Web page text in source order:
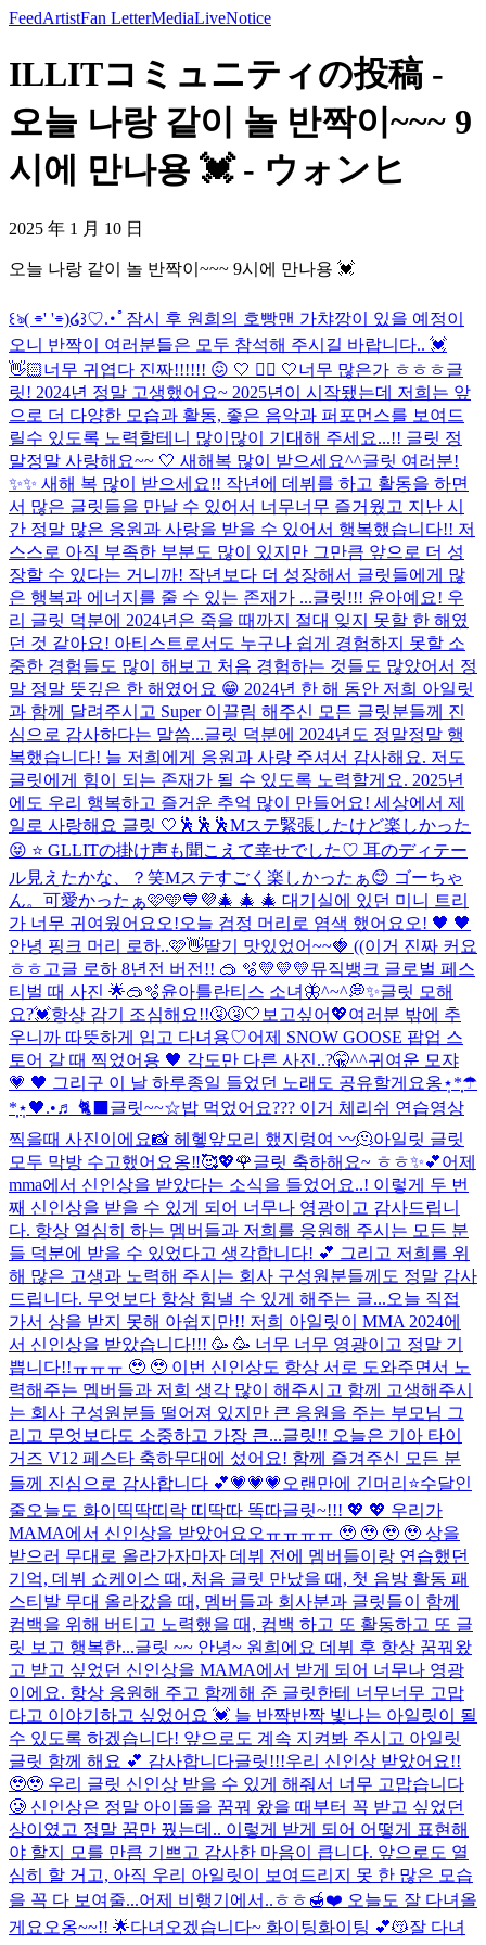
FeedArtistFan LetterMediaLiveNotice
ILLITコミュニティの投稿 -
오늘 나랑 같이 놀 반짝이~~~ 9
시에 만나용 💓 - ウォンヒ
2025 年 1 月 10 日
오늘 나랑 같이 놀 반짝이~~~ 9시에 만나용 💓
꒰ঌ( ⌯' '⌯)໒꒱♡.･ﾟ 잠시 후 원희의 호빵맨 가챠깡이 있을 예정이
오니 반짝이 여러분들은 모두 참석해 주시길 바랍니다.. 💓
👋🏻너무 귀엽다 진짜!!!!!! 😖 🤍 🤦‍♀️ 🤍너무 많은가 ㅎㅎㅎ글
릿! 2024년 정말 고생했어요~ 2025년이 시작됐는데 저희는 앞
으로 더 다양한 모습과 활동, 좋은 음악과 퍼포먼스를 보여드
릴수 있도록 노력할테니 많이많이 기대해 주세요...!! 글릿 정
말정말 사랑해요~~ 🤍 새해복 많이 받으세요^^글릿 여러분!
✨✨ 새해 복 많이 받으세요!! 작년에 데뷔를 하고 활동을 하면
서 많은 글릿들을 만날 수 있어서 너무너무 즐거웠고 지난 시
간 정말 많은 응원과 사랑을 받을 수 있어서 행복했습니다!! 저
스스로 아직 부족한 부분도 많이 있지만 그만큼 앞으로 더 성
장할 수 있다는 거니까! 작년보다 더 성장해서 글릿들에게 많
은 행복과 에너지를 줄 수 있는 존재가 ...글릿!!! 윤아예요! 우
리 글릿 덕분에 2024년은 죽을 때까지 절대 잊지 못할 한 해였
던 것 같아요! 아티스트로서도 누구나 쉽게 경험하지 못할 소
중한 경험들도 많이 해보고 처음 경험하는 것들도 많았어서 정
말 정말 뜻깊은 한 해였어요 😁 2024년 한 해 동안 저희 아일릿
과 함께 달려주시고 Super 이끌림 해주신 모든 글릿분들께 진
심으로 감사하다는 말씀...글릿 덕분에 2024년도 정말정말 행
복했습니다! 늘 저희에게 응원과 사랑 주셔서 감사해요. 저도
글릿에게 힘이 되는 존재가 될 수 있도록 노력할게요. 2025년
에도 우리 행복하고 즐거운 추억 많이 만들어요! 세상에서 제
일로 사랑해요 글릿 🤍 🕺🕺🕺Mステ緊張したけど楽しかった
😝 ⭐ GLLITの掛け声も聞こえて幸せでした♡ 耳のディテー
ル見えたかな、？笑Mステすごく楽しかったぁ😊 ゴーちゃ
ん。可愛かったぁ🩷🩵💙💜🎄 🎄 🎄 대기실에 있던 미니 트리
가 너무 귀여웠어요오!오늘 검정 머리로 염색 했어요오! 🖤 🖤
안녕 핑크 머리 로하..🩷👋딸기 맛있었어~~🍓 ((이거 진짜 커요
ㅎㅎ 고글 로하 8년전 버전!! 🥽 🫧💛💛💛뮤직뱅크 글로벌 페스
티벌 때 사진 🌟🥽🫧윤아틀란티스 소녀🦋^~^💭✨글릿 모해
요?💓항상 감기 조심해요!!🤧🤧🤍 보고싶어💖여러분 밖에 추
우니까 따뜻하게 입고 다녀용♡어제 SNOW GOOSE 팝업 스
토어 갈 때 찍었어용 🖤 각도만 다른 사진..?🤫^^귀여운 모쟈
💗 🖤 그리구 이 날 하루종일 들었던 노래도 공유할게요옹⋆̩*̣̩☂︎
*̣̩⋆̩🖤.•♬ 🐈‍⬛ 글릿~~☆밥 먹었어요??? 이거 체리쉬 연습영상
찍을때 사진이에요📸 헤헿앞모리 했지렁여 〰️🫠아일릿 글릿
모두 막방 수고했어요옹‼︎🥰💖🌹글릿 축하해요~ ㅎㅎ✨💕어제
mma에서 신인상을 받았다는 소식을 들었어요..! 이렇게 두 번
째 신인상을 받을 수 있게 되어 너무나 영광이고 감사드립니
다. 항상 열심히 하는 멤버들과 저희를 응원해 주시는 모든 분
들 덕분에 받을 수 있었다고 생각합니다! 💕 그리고 저희를 위
해 많은 고생과 노력해 주시는 회사 구성원분들께도 정말 감사
드립니다. 무엇보다 항상 힘낼 수 있게 해주는 글...오늘 직접
가서 상을 받지 못해 아쉽지만!! 저희 아일릿이 MMA 2024에
서 신인상을 받았습니다!!! 🥳 🥳 너무 너무 영광이고 정말 기
쁩니다!!ㅠㅠㅠ 🥹 🥹 이번 신인상도 항상 서로 도와주면서 노
력해주는 멤버들과 저희 생각 많이 해주시고 함께 고생해주시
는 회사 구성원분들 떨어져 있지만 큰 응원을 주는 부모님 그
리고 무엇보다도 소중하고 가장 큰...글릿!! 오늘은 기아 타이
거즈 V12 페스타 축하무대에 섰어요! 함께 즐겨주신 모든 분
들께 진심으로 감사합니다 💕💗💗💗 오랜만에 긴머리⭐수달인
줄오늘도 화이띡딱띠락 띠딱따 똑따글릿~!!! 💖 💖 우리가
MAMA에서 신인상을 받았어요오ㅠㅠㅠㅠ 🥹 🥹 🥹 🥹 상을
받으러 무대로 올라가자마자 데뷔 전에 멤버들이랑 연습했던
기억, 데뷔 쇼케이스 때, 처음 글릿 만났을 때, 첫 음방 활동 패
스티발 무대 올라갔을 때, 멤버들과 회사분과 글릿들이 함께
컴백을 위해 버티고 노력했을 때, 컴백 하고 또 활동하고 또 글
릿 보고 행복한...글릿 ~~ 안녕~ 원희에요 데뷔 후 항상 꿈꿔왔
고 받고 싶었던 신인상을 MAMA에서 받게 되어 너무나 영광
이에요. 항상 응원해 주고 함께해 준 글릿한테 너무너무 고맙
다고 이야기하고 싶었어요 💓 늘 반짝반짝 빛나는 아일릿이 될
수 있도록 하겠습니다! 앞으로도 계속 지켜봐 주시고 아일릿
글릿 함께 해요 💕 감사합니다글릿!!!우리 신인상 받았어요!!
🥹🥹 우리 글릿 신인상 받을 수 있게 해줘서 너무 고맙습니다
🥲 신인상은 정말 아이돌을 꿈꿔 왔을 때부터 꼭 받고 싶었던
상이였고 정말 꿈만 꿨는데.. 이렇게 받게 되어 어떻게 표현해
야 할지 모를 만큼 기쁘고 감사한 마음이 큽니다. 앞으로도 열
심히 할 거고, 아직 우리 아일릿이 보여드리지 못 한 많은 모습
을 꼭 다 보여줄...어제 비행기에서..ㅎㅎ🍯❤️ 오늘도 잘 다녀올
게요오옹~~!! 🌟다녀오겠습니다~ 화이팅화이팅 💕😽잘 다녀